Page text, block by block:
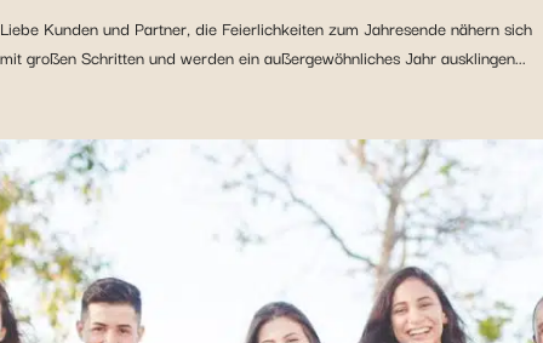
Liebe Kunden und Partner, die Feierlichkeiten zum Jahresende nähern sich
mit großen Schritten und werden ein außergewöhnliches Jahr ausklingen...